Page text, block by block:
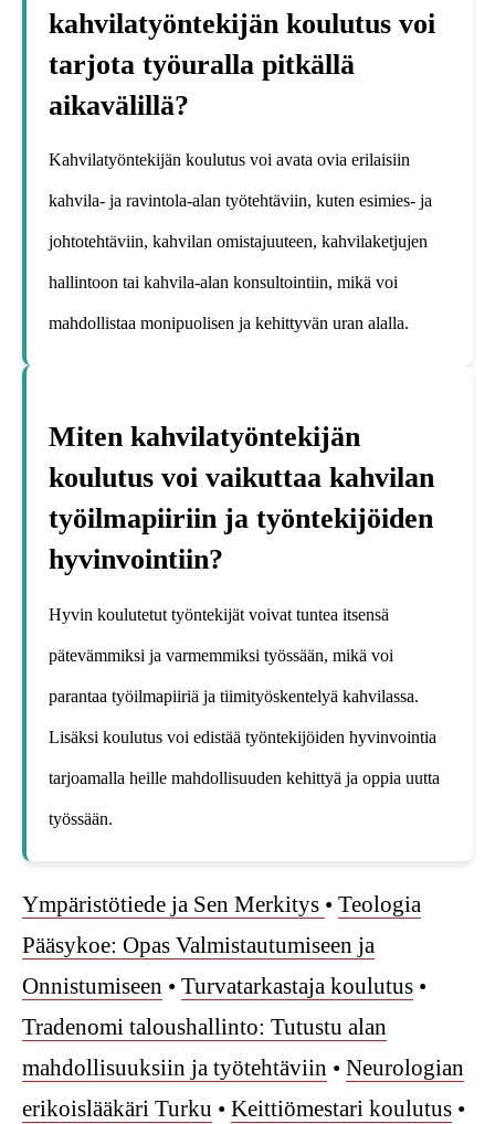
kahvilatyöntekijän koulutus voi
tarjota työuralla pitkällä
aikavälillä?
Kahvilatyöntekijän koulutus voi avata ovia erilaisiin
kahvila- ja ravintola-alan työtehtäviin, kuten esimies- ja
johtotehtäviin, kahvilan omistajuuteen, kahvilaketjujen
hallintoon tai kahvila-alan konsultointiin, mikä voi
mahdollistaa monipuolisen ja kehittyvän uran alalla.
Miten kahvilatyöntekijän
koulutus voi vaikuttaa kahvilan
työilmapiiriin ja työntekijöiden
hyvinvointiin?
Hyvin koulutetut työntekijät voivat tuntea itsensä
pätevämmiksi ja varmemmiksi työssään, mikä voi
parantaa työilmapiiriä ja tiimityöskentelyä kahvilassa.
Lisäksi koulutus voi edistää työntekijöiden hyvinvointia
tarjoamalla heille mahdollisuuden kehittyä ja oppia uutta
työssään.
Ympäristötiede ja Sen Merkitys • Teologia
Pääsykoe: Opas Valmistautumiseen ja
Onnistumiseen • Turvatarkastaja koulutus •
Tradenomi taloushallinto: Tutustu alan
mahdollisuuksiin ja työtehtäviin • Neurologian
erikoislääkäri Turku • Keittiömestari koulutus •